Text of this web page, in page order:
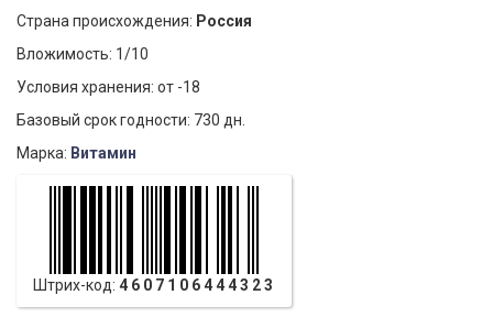
Страна происхождения: Россия
Вложимость: 1/10
Условия хранения: от -18
Базовый срок годности: 730 дн.
Марка: Витамин
Штрих-код: 4607106444323